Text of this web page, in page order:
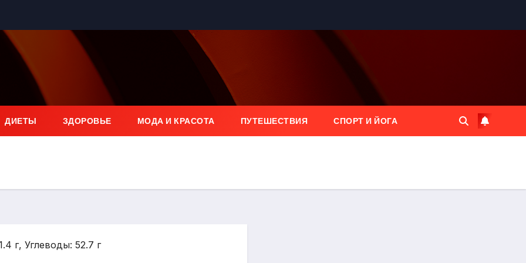
ДИЕТЫ ЗДОРОВЬЕ МОДА И КРАСОТА ПУТЕШЕСТВИЯ СПОРТ И ЙОГА
г, Углеводы: 52.7 г